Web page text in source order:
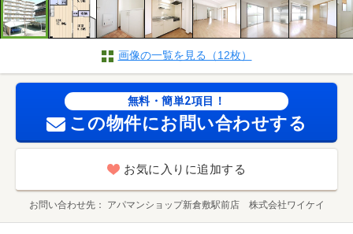
画像の一覧を見る（12枚）
無料・簡単2項目！
この物件にお問い合わせする
お気に入りに追加する
お問い合わせ先 アパマンショップ新倉敷駅前店 株式会社ワイケイ